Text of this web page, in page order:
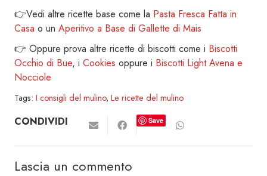
👉Vedi altre ricette base come la Pasta Fresca Fatta in
Casa o un Aperitivo a Base di Gallette di Mais
👉 Oppure prova altre ricette di biscotti come i Biscotti
Occhio di Bue, i Cookies oppure i Biscotti Light Avena e
Nocciole
Tags: I consigli del mulino, Le ricette del mulino
CONDIVIDI Save
Lascia un commento